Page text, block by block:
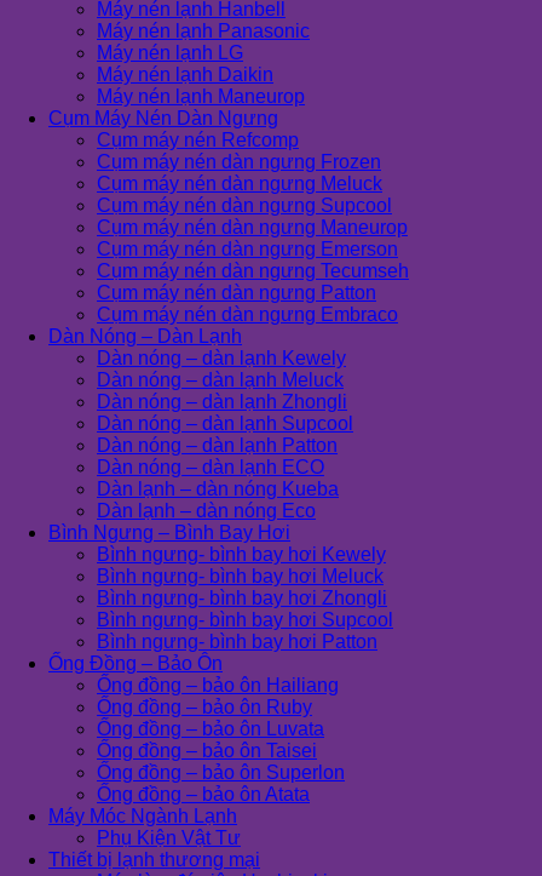
Máy nén lạnh Hanbell
Máy nén lạnh Panasonic
Máy nén lạnh LG
Máy nén lạnh Daikin
Máy nén lạnh Maneurop
Cụm Máy Nén Dàn Ngưng
Cụm máy nén Refcomp
Cụm máy nén dàn ngưng Frozen
Cụm máy nén dàn ngưng Meluck
Cụm máy nén dàn ngưng Supcool
Cụm máy nén dàn ngưng Maneurop
Cụm máy nén dàn ngưng Emerson
Cụm máy nén dàn ngưng Tecumseh
Cụm máy nén dàn ngưng Patton
Cụm máy nén dàn ngưng Embraco
Dàn Nóng – Dàn Lạnh
Dàn nóng – dàn lạnh Kewely
Dàn nóng – dàn lạnh Meluck
Dàn nóng – dàn lạnh Zhongli
Dàn nóng – dàn lạnh Supcool
Dàn nóng – dàn lạnh Patton
Dàn nóng – dàn lạnh ECO
Dàn lạnh – dàn nóng Kueba
Dàn lạnh – dàn nóng Eco
Bình Ngưng – Bình Bay Hơi
Bình ngưng- bình bay hơi Kewely
Bình ngưng- bình bay hơi Meluck
Bình ngưng- bình bay hơi Zhongli
Bình ngưng- bình bay hơi Supcool
Bình ngưng- bình bay hơi Patton
Ống Đồng – Bảo Ôn
Ống đồng – bảo ôn Hailiang
Ống đồng – bảo ôn Ruby
Ống đồng – bảo ôn Luvata
Ống đồng – bảo ôn Taisei
Ống đồng – bảo ôn Superlon
Ống đồng – bảo ôn Atata
Máy Móc Ngành Lạnh
Phụ Kiện Vật Tư
Thiết bị lạnh thương mại